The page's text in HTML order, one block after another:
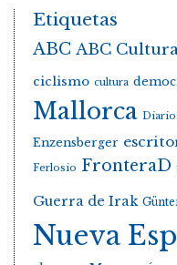
Etiquetas
ABC ABC
ciclismo cultura
Mallorca
Enzensberger
Ferlosio FronteraD
Guerra de Irak
Nueva